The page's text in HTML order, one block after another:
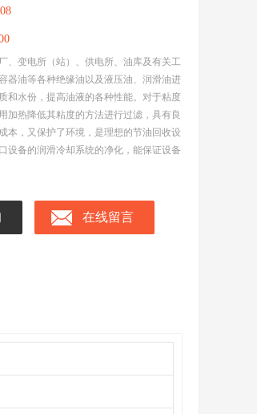
、变电所（站）、供电所、油库及有关工
器油等各种绝缘油以及液压油、润滑油进
和水份，提高油液的各种性能。对于粘度
加热降低其粘度的方法进行过滤，具有良
本，又保护了环境，是理想的节油回收设
设备的润滑冷却系统的净化，能保证设备
在线留言